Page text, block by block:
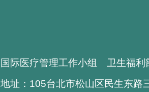
国际医疗管理工作小组 卫生福利
地址：105台北市松山区民生东路